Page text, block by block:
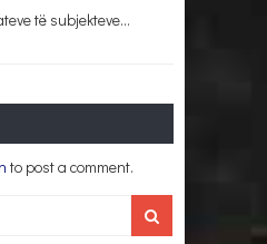
të subjekteve…
to post a comment.